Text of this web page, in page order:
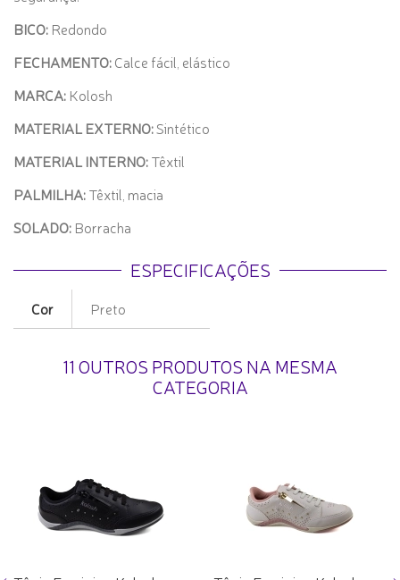
BICO: Redondo
FECHAMENTO:Calce fácil, elástico
MARCA: Kolosh
MATERIAL EXTERNO:Sintético
MATERIAL INTERNO:Têxtil
PALMILHA:Têxtil, macia
SOLADO: Borracha
ESPECIFICAÇÕES
Cor Preto
11 OUTROS PRODUTOS NA MESMA
CATEGORIA